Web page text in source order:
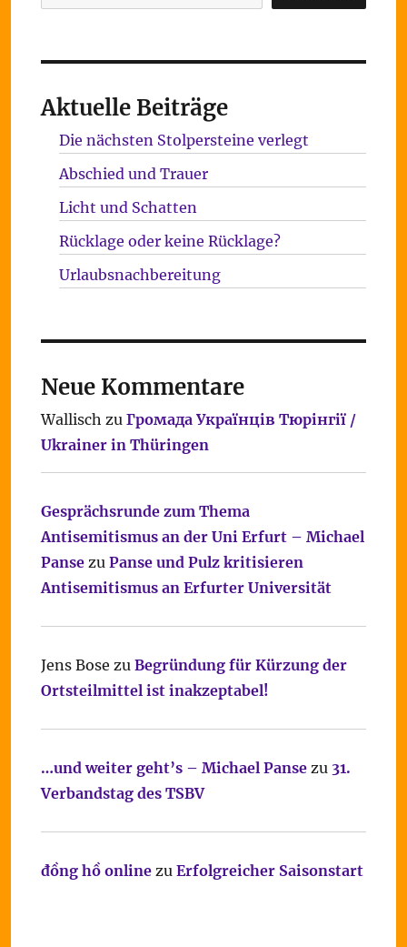
Aktuelle Beiträge
Die nächsten Stolpersteine verlegt
Abschied und Trauer
Licht und Schatten
Rücklage oder keine Rücklage?
Urlaubsnachbereitung
Neue Kommentare
Wallisch zu Громада Українців Тюрінгії /
Ukrainer in Thüringen
Gesprächsrunde zum Thema
Antisemitismus an der Uni Erfurt – Michael
Pansezu Panse und Pulz kritisieren
Antisemitismus an Erfurter Universität
Jens Bose zu Begründung für Kürzung der
Ortsteilmittel ist inakzeptabel!
…und weiter geht’s – Michael Pansezu 31.
Verbandstag des TSBV
đồng hồ onlinezu Erfolgreicher Saisonstart